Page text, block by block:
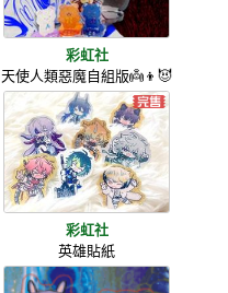
彩虹社
天使人類惡魔自組版👼👦😈
彩虹社
英雄貼紙